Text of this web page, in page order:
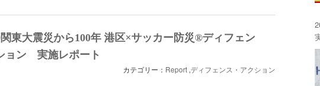
関東大震災から100年 港区×サッカー防災®︎ディフェン
ョン 実施レポート
カテゴリー： Report,ディフェンス・アクション